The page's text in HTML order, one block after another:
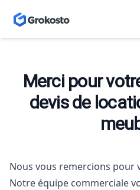
Merci pour
devis de
Nous vous remercions pour
Notre équipe commerciale